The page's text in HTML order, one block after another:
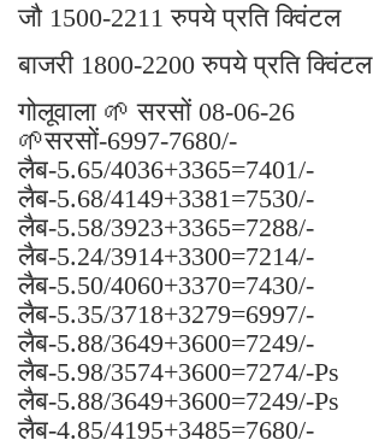
जौ 1500-2211 रुपये प्रति क्विंटल
बाजरी 1800-2200 रुपये प्रति क्विंटल
गोलूवाला 🌱 सरसों 08-06-26
🌱सरसों-6997-7680/-
लैब-5.65/4036+3365=7401/-
लैब-5.68/4149+3381=7530/-
लैब-5.58/3923+3365=7288/-
लैब-5.24/3914+3300=7214/-
लैब-5.50/4060+3370=7430/-
लैब-5.35/3718+3279=6997/-
लैब-5.88/3649+3600=7249/-
लैब-5.98/3574+3600=7274/-Ps
लैब-5.88/3649+3600=7249/-Ps
लैब-4.85/4195+3485=7680/-